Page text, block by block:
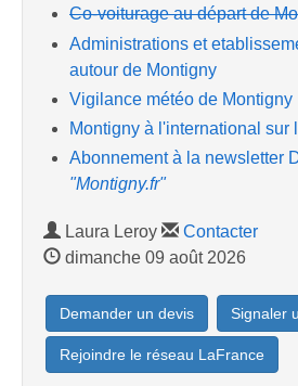
Co-voiturage au départ de
Administrations et
autour de Montigny
Vigilance météo de Montigny
Montigny à l'international sur
Abonnement à la newsletter
"Montigny.fr"
Laura Leroy
Contacter
dimanche 09 août 2026
Demander un devis Signaler
Rejoindre le réseau LaFrance